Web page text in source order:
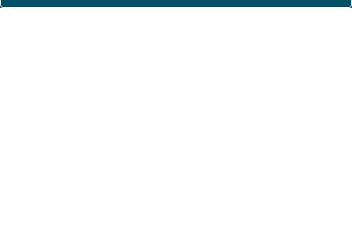
Arrangementer